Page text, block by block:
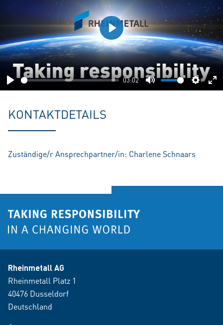
Play
03:02
Mute
Play
KONTAKTDETAILS
Zuständige/r Ansprechpartner/in: Charlene Schnaars
Rheinmetall AG
Rheinmetall Platz 1
40476 Dusseldorf
Deutschland